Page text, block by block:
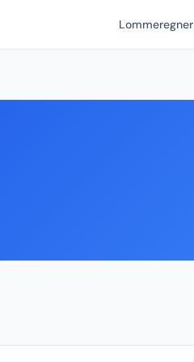
Lommeregner